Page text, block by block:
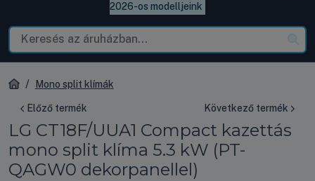
2026-os modelljeink
Mono split klímák
Előző termék Következő termék
LG CT18F/UUA1 Compact kazettás
mono split klíma 5.3 kW (PT-
QAGW0 dekorpanellel)